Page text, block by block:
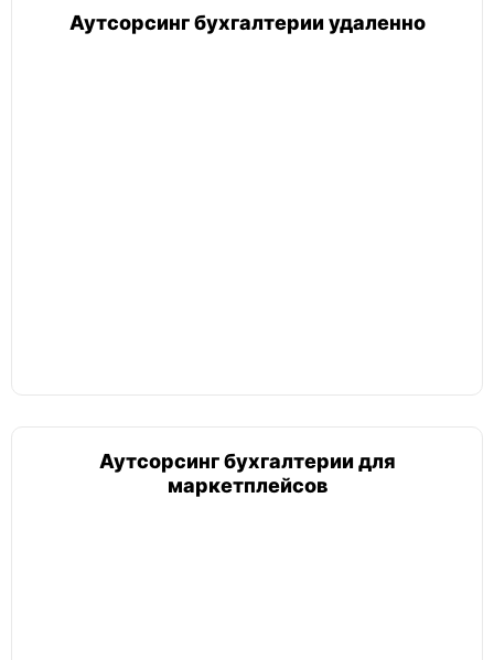
Аутсорсинг бухгалтерии удаленно
Аутсорсинг бухгалтерии для
маркетплейсов